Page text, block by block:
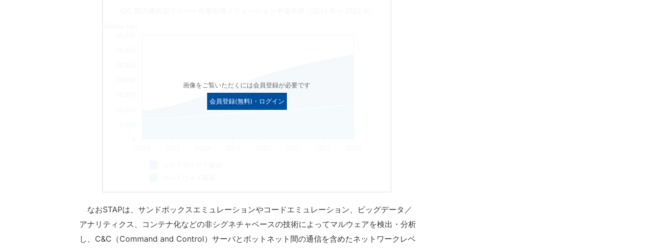
画像をご覧いただくには会員登録が必要です
会員登録(無料)・ログイン
なおSTAPは、サンドボックスエミュレーションやコードエミュレーション、ビッグデータ／
アナリティクス、コンテナ化などの非シグネチャベースの技術によってマルウェアを検出・分析
し、C&C（Command and Control）サーバとボットネット間の通信を含めたネットワークレベ